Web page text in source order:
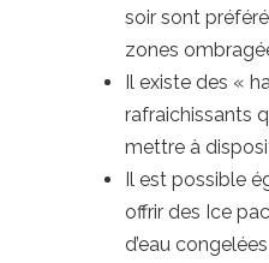
soir sont
zones
Il existe des «
rafraichissants
mettre à
Il est possible
offrir des Ice
d’eau